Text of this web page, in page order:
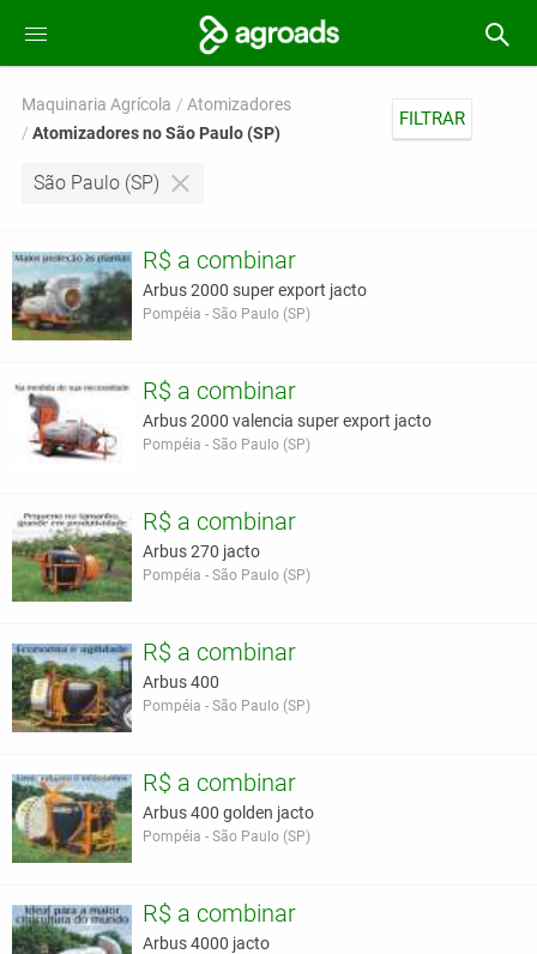
Maquinaria Agrícola
Atomizadores
Atomizadores no São Paulo (SP)
FILTRAR
São Paulo (SP)
R$ a combinar
Arbus 2000 super export jacto
Pompéia - São Paulo (SP)
R$ a combinar
Arbus 2000 valencia super export jacto
Pompéia - São Paulo (SP)
R$ a combinar
Arbus 270 jacto
Pompéia - São Paulo (SP)
R$ a combinar
Arbus 400
Pompéia - São Paulo (SP)
R$ a combinar
Arbus 400 golden jacto
Pompéia - São Paulo (SP)
R$ a combinar
Arbus 4000 jacto